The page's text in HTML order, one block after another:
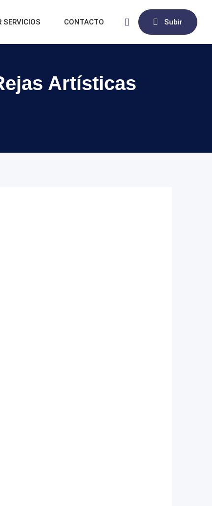
Subir
SERVICIOS CONTACTO
Artísticas